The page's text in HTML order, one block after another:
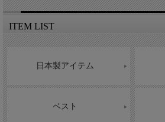
ITEM LIST
日本製アイテム
ベスト